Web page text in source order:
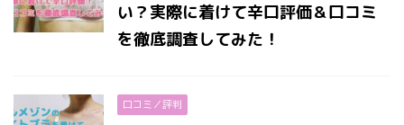
い？実際に着けて辛口評価＆口コミ
を徹底調査してみた！
口コミ／評判